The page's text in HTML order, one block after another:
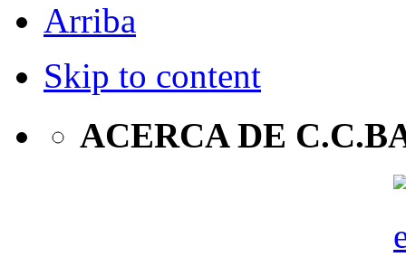
Arriba
Skip to content
ACERCA DE